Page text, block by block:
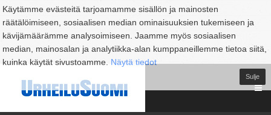
Käytämme evästeitä tarjoamamme sisällön ja mainosten
räätälöimiseen, sosiaalisen median ominaisuuksien tukemiseen ja
kävijämäärämme analysoimiseen. Jaamme myös sosiaalisen
median, mainosalan ja analytiikka-alan kumppaneillemme tietoa siitä,
kuinka käytät sivustoamme. Näytä tiedot
Sulje